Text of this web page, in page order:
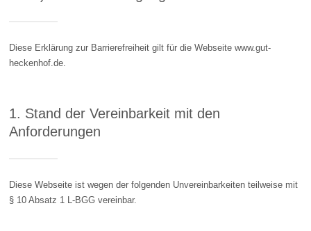
Diese Erklärung zur Barrierefreiheit gilt für die Webseite www.gut-
heckenhof.de.
1. Stand der Vereinbarkeit mit den
Anforderungen
Diese Webseite ist wegen der folgenden Unvereinbarkeiten teilweise mit
§ 10 Absatz 1 L-BGG vereinbar.